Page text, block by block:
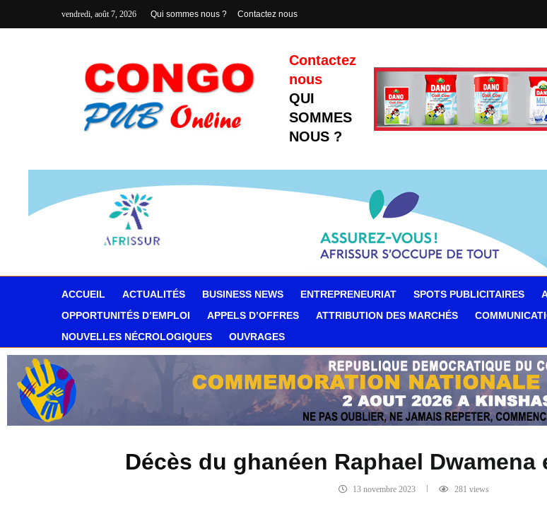
vendredi, août 7, 2026 Qui sommes nous ? Contactez nous
Contactez
nous
QUI
SOMMES
NOUS ?
ACCUEIL ACTUALITÉS BUSINESS NEWS ENTREPRENEURIAT SPOTS PUBLICITAIRES
OPPORTUNITÉS D’EMPLOI
APPELS D’OFFRES ATTRIBUTION DES MARCHÉS
NOUVELLES NÉCROLOGIQUES
OUVRAGES
Décès du ghanéen Raphael Dwamena
13 novembre 2023 281 views